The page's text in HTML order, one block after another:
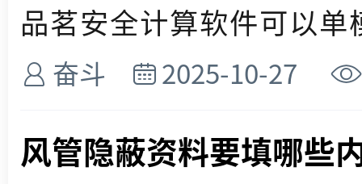
品茗安全计算软件可以
奋斗 2025-10-27
风管隐蔽资料要填哪些